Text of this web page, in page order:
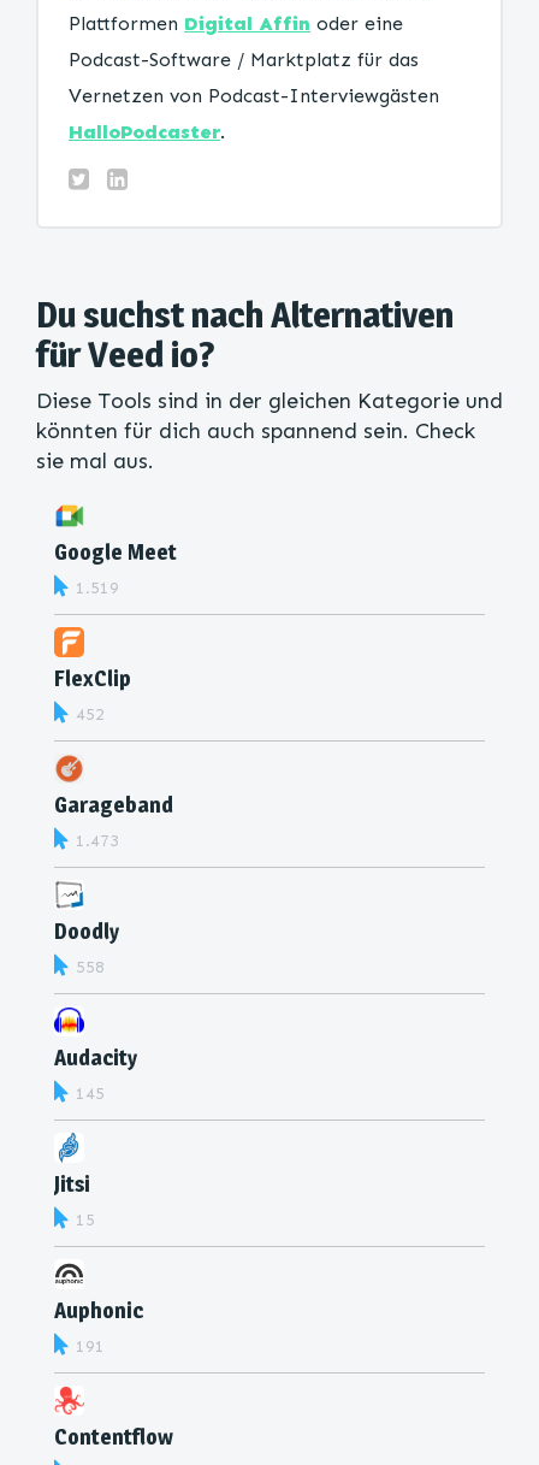
Plattformen Digital Affin oder eine
Podcast-Software / Marktplatz für das
Vernetzen von Podcast-Interviewgästen
HalloPodcaster.
Du suchst nach Alternativen
für Veed io?
Diese Tools sind in der gleichen Kategorie und
könnten für dich auch spannend sein. Check
sie mal aus.
Google Meet
1.519
FlexClip
452
Garageband
1.473
Doodly
558
Audacity
145
Jitsi
15
Auphonic
191
Contentflow